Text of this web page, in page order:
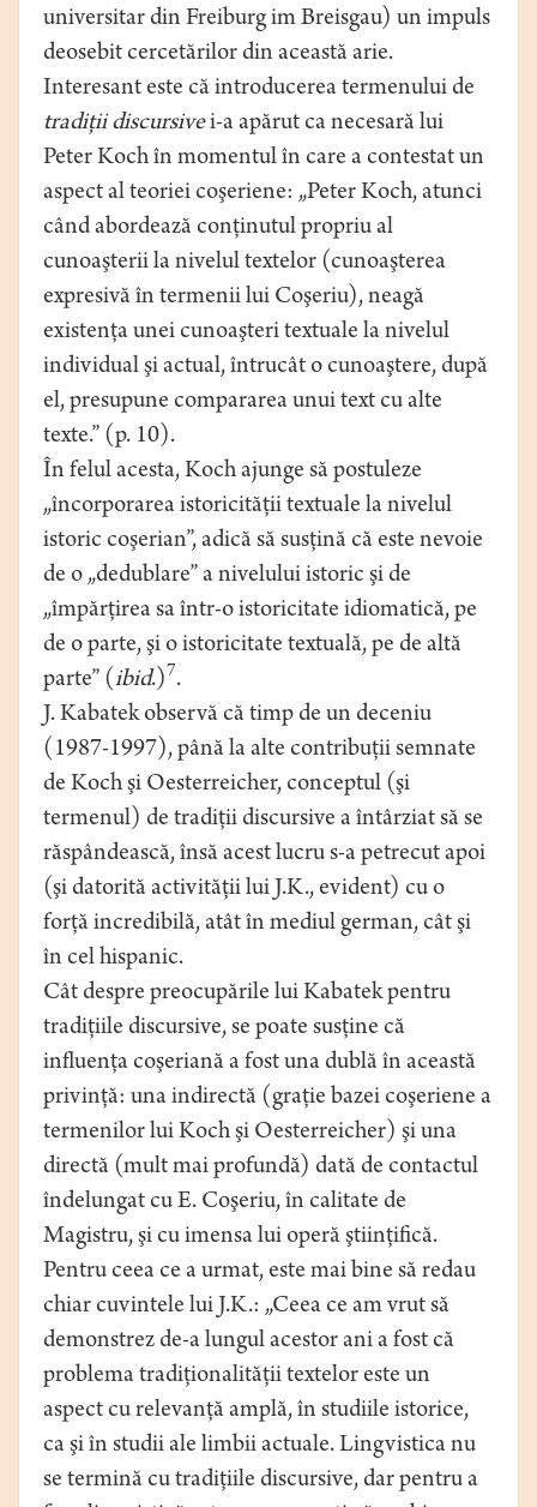
universitar din Freiburg im Breisgau) un impuls
deosebit cercetărilor din această arie.
Interesant este că introducerea termenului de
tradiţii discursivei-a apărut ca necesară lui
Peter Koch în momentul în care a contestat un
aspect al teoriei coşeriene: „Peter Koch, atunci
când abordează conţinutul propriu al
cunoaşterii la nivelul textelor (cunoaşterea
expresivă în termenii lui Coşeriu), neagă
existenţa unei cunoaşteri textuale la nivelul
individual şi actual, întrucât o cunoaştere, după
el, presupune compararea unui text cu alte
texte.” (p. 10).
În felul acesta, Koch ajunge să postuleze
„încorporarea istoricităţii textuale la nivelul
istoric coşerian”, adică să susţină că este nevoie
de o „dedublare” a nivelului istoric şi de
„împărţirea sa într-o istoricitate idiomatică, pe
de o parte, şi o istoricitate textuală, pe de altă
parte” (ibid.)7.
J. Kabatek observă că timp de un deceniu
(1987-1997), până la alte contribuţii semnate
de Koch şi Oesterreicher, conceptul (şi
termenul) de tradiţii discursive a întârziat să se
răspândească, însă acest lucru s-a petrecut apoi
(şi datorită activităţii lui J.K., evident) cu o
forţă incredibilă, atât în mediul german, cât şi
în cel hispanic.
Cât despre preocupările lui Kabatek pentru
tradiţiile discursive, se poate susţine că
influenţa coşeriană a fost una dublă în această
privinţă: una indirectă (graţie bazei coşeriene a
termenilor lui Koch şi Oesterreicher) şi una
directă (mult mai profundă) dată de contactul
îndelungat cu E. Coşeriu, în calitate de
Magistru, şi cu imensa lui operă ştiinţifică.
Pentru ceea ce a urmat, este mai bine să redau
chiar cuvintele lui J.K.: „Ceea ce am vrut să
demonstrez de-a lungul acestor ani a fost că
problema tradiţionalităţii textelor este un
aspect cu relevanţă amplă, în studiile istorice,
ca şi în studii ale limbii actuale. Lingvistica nu
se termină cu tradiţiile discursive, dar pentru a